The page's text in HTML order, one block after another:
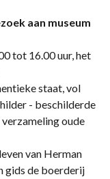
aan museum
tot 16.00 uur, het
staat, vol
- beschilderde
oude
van Herman
gids de boerderij